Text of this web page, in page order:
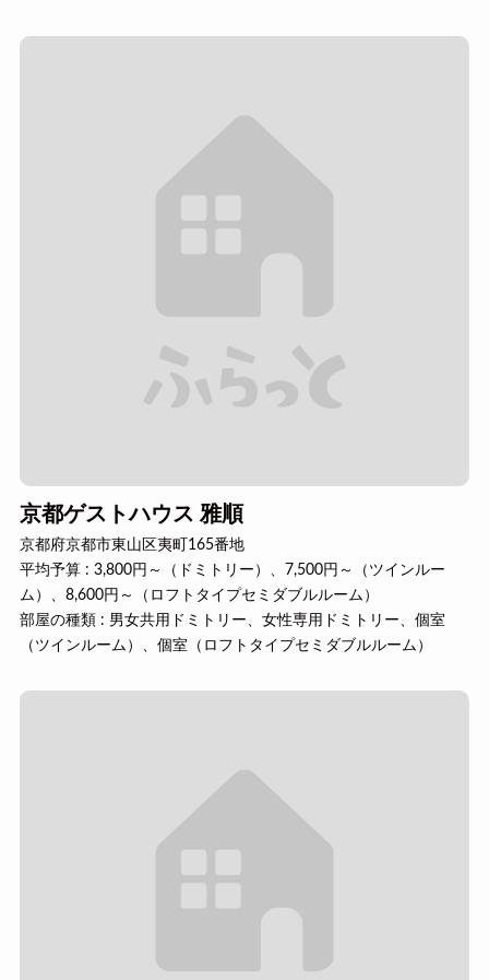
京都ゲストハウス 雅順
京都府京都市東山区夷町165番地
平均予算 : 3,800円～（ドミトリー）、7,500円～（ツインルー
ム）、8,600円～（ロフトタイプセミダブルルーム）
部屋の種類 : 男女共用ドミトリー、女性専用ドミトリー、個室
（ツインルーム）、個室（ロフトタイプセミダブルルーム）